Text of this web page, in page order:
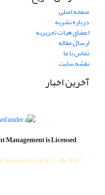
صفحه اصلی
درباره نشریه
اعضای هیات تحریریه
ارسال مقاله
تماس با ما
نقشه سایت
آخرین اخبار
Management is Licensed
"Creative commons Attribution 4.0 International (CC-By 4.0)"